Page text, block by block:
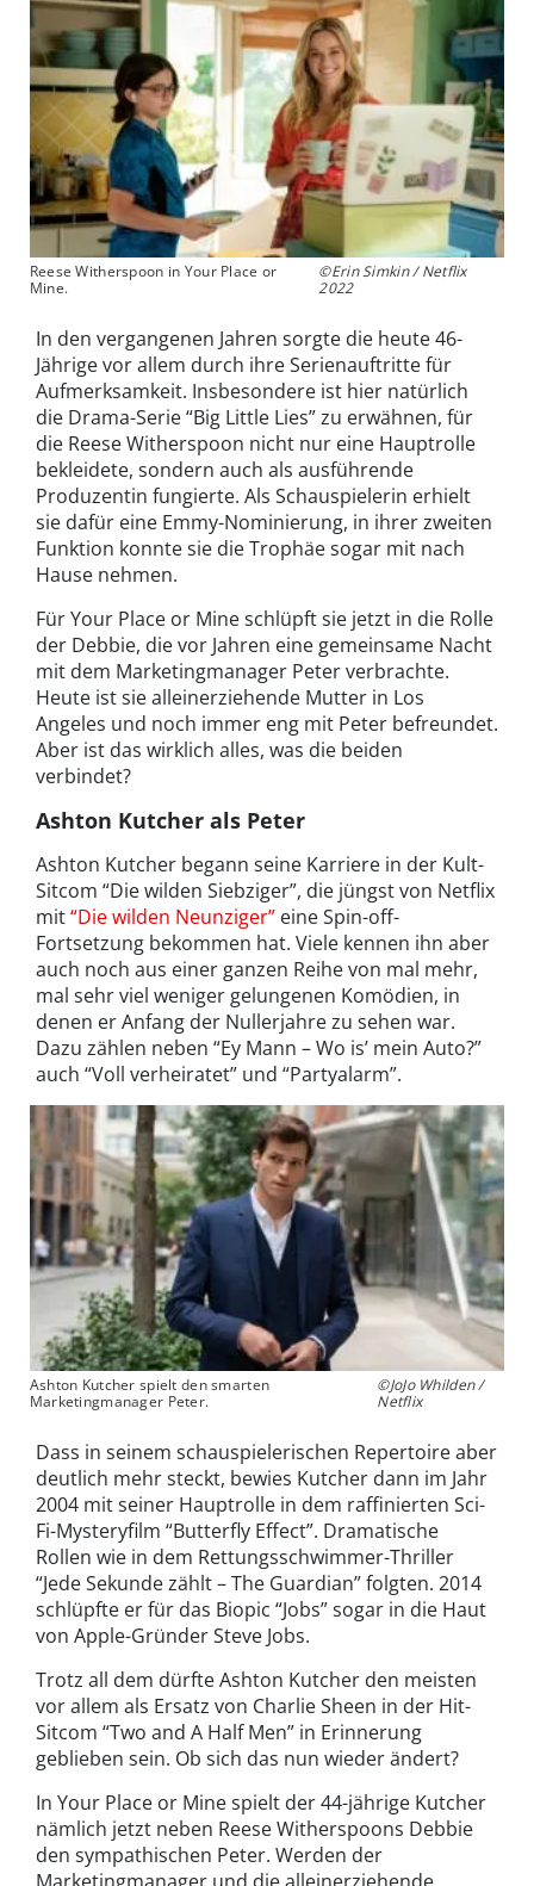
Reese Witherspoon in Your Place or
Mine.
©Erin Simkin / Netflix
2022
In den vergangenen Jahren sorgte die heute 46-
Jährige vor allem durch ihre Serienauftritte für
Aufmerksamkeit. Insbesondere ist hier natürlich
die Drama-Serie “Big Little Lies” zu erwähnen, für
die Reese Witherspoon nicht nur eine Hauptrolle
bekleidete, sondern auch als ausführende
Produzentin fungierte. Als Schauspielerin erhielt
sie dafür eine Emmy-Nominierung, in ihrer zweiten
Funktion konnte sie die Trophäe sogar mit nach
Hause nehmen.
Für Your Place or Mine schlüpft sie jetzt in die Rolle
der Debbie, die vor Jahren eine gemeinsame Nacht
mit dem Marketingmanager Peter verbrachte.
Heute ist sie alleinerziehende Mutter in Los
Angeles und noch immer eng mit Peter befreundet.
Aber ist das wirklich alles, was die beiden
verbindet?
Ashton Kutcher als Peter
Ashton Kutcher begann seine Karriere in der Kult-
Sitcom “Die wilden Siebziger”, die jüngst von Netflix
mit“Die wilden Neunziger” eine Spin-off-
Fortsetzung bekommen hat. Viele kennen ihn aber
auch noch aus einer ganzen Reihe von mal mehr,
mal sehr viel weniger gelungenen Komödien, in
denen er Anfang der Nullerjahre zu sehen war.
Dazu zählen neben “Ey Mann – Wo is’ mein Auto?”
auch “Voll verheiratet” und “Partyalarm”.
Ashton Kutcher spielt den smarten
Marketingmanager Peter.
©JoJo Whilden /
Netflix
Dass in seinem schauspielerischen Repertoire aber
deutlich mehr steckt, bewies Kutcher dann im Jahr
2004 mit seiner Hauptrolle in dem raffinierten Sci-
Fi-Mysteryfilm “Butterfly Effect”. Dramatische
Rollen wie in dem Rettungsschwimmer-Thriller
“Jede Sekunde zählt – The Guardian” folgten. 2014
schlüpfte er für das Biopic “Jobs” sogar in die Haut
von Apple-Gründer Steve Jobs.
Trotz all dem dürfte Ashton Kutcher den meisten
vor allem als Ersatz von Charlie Sheen in der Hit-
Sitcom “Two and A Half Men” in Erinnerung
geblieben sein. Ob sich das nun wieder ändert?
In Your Place or Mine spielt der 44-jährige Kutcher
nämlich jetzt neben Reese Witherspoons Debbie
den sympathischen Peter. Werden der